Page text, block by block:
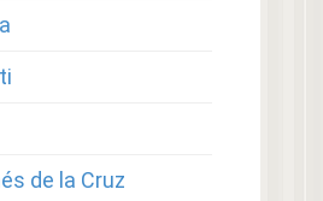
de la Cruz